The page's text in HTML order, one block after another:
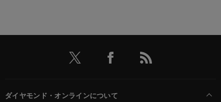
ダイヤモンド・オンラインについて